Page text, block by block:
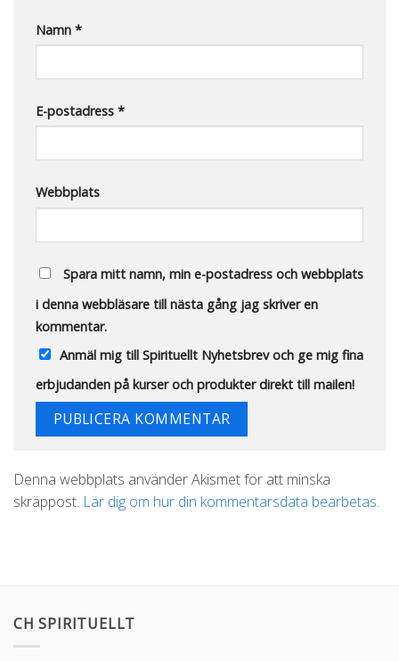
Namn *
E-postadress *
Webbplats
Spara mitt namn, min e-postadress och webbplats
i denna webbläsare till nästa gång jag skriver en
kommentar.
Anmäl mig till Spirituellt Nyhetsbrev och ge mig fina
erbjudanden på kurser och produkter direkt till mailen!
Denna webbplats använder Akismet för att minska
skräppost. Lär dig om hur din kommentarsdata bearbetas.
CH SPIRITUELLT